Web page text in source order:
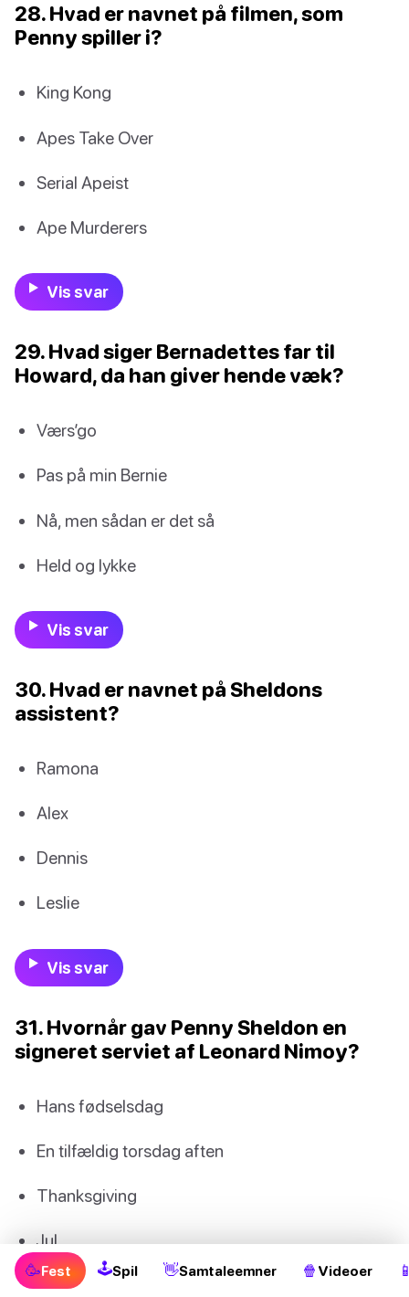
28. Hvad er navnet på filmen, som
Penny spiller i?
King Kong
Apes Take Over
Serial Apeist
Ape Murderers
Vis svar
29. Hvad siger Bernadettes far til
Howard, da han giver hende væk?
Værs’go
Pas på min Bernie
Nå, men sådan er det så
Held og lykke
Vis svar
30. Hvad er navnet på Sheldons
assistent?
Ramona
Alex
Dennis
Leslie
Vis svar
31. Hvornår gav Penny Sheldon en
signeret serviet af Leonard Nimoy?
Hans fødselsdag
En tilfældig torsdag aften
Thanksgiving
Jul
🥳Fest 🕹Spil 👋Samtaleemner 🍿 Videoer